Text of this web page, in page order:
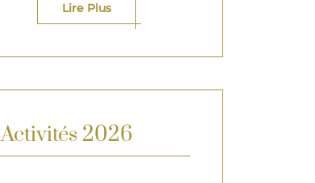
Lire Plus
Activités 2026